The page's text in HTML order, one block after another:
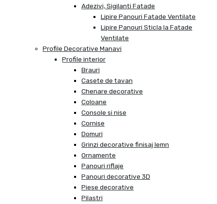
Adezivi, Sigilanti Fatade
Lipire Panouri Fatade Ventilate
Lipire Panouri Sticla la Fatade
Ventilate
Profile Decorative Manavi
Profile interior
Brauri
Casete de tavan
Chenare decorative
Coloane
Console si nise
Cornise
Domuri
Grinzi decorative finisaj lemn
Ornamente
Panouri riflaje
Panouri decorative 3D
Piese decorative
Pilastri